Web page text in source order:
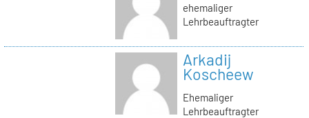
ehemaliger
Lehrbeauftragter
Arkadij
Koscheew
Ehemaliger
Lehrbeauftragter